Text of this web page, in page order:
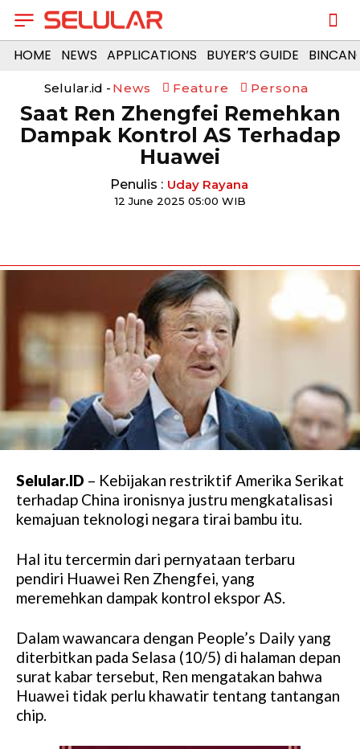
HOME NEWS APPLICATIONS BUYER’S GUIDE
Selular.id - News Feature Persona
Saat Ren Zhengfei Remehkan
Dampak Kontrol AS Terhadap
Huawei
Penulis : Uday Rayana
12 June 2025 05:00 WIB
Selular.ID – Kebijakan restriktif Amerika Serikat
terhadap China ironisnya justru mengkatalisasi
kemajuan teknologi negara tirai bambu itu.
Hal itu tercermin dari pernyataan terbaru
pendiri Huawei Ren Zhengfei, yang
meremehkan dampak kontrol ekspor AS.
Dalam wawancara dengan People’s Daily yang
diterbitkan pada Selasa (10/5) di halaman depan
surat kabar tersebut, Ren mengatakan bahwa
Huawei tidak perlu khawatir tentang tantangan
chip.